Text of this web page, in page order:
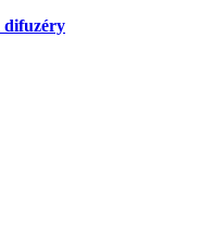
difuzéry